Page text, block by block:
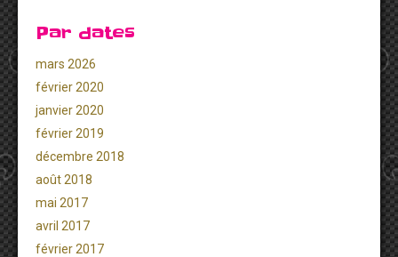
Par dates
mars 2026
février 2020
janvier 2020
février 2019
décembre 2018
août 2018
mai 2017
avril 2017
février 2017